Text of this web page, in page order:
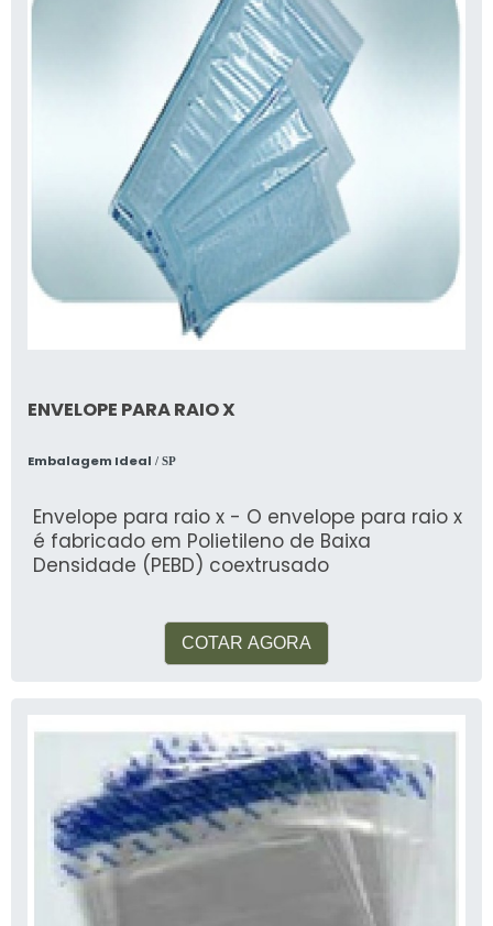
ENVELOPE PARA RAIO X
Embalagem Ideal / SP
Envelope para raio x - O envelope para raio x
é fabricado em Polietileno de Baixa
Densidade (PEBD) coextrusado
COTAR AGORA